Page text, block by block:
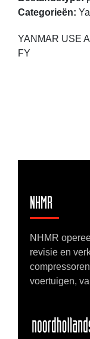
YANMAR USE
FY
Categorieën:
NHMR
NHMR
revisie en
voertuigen,